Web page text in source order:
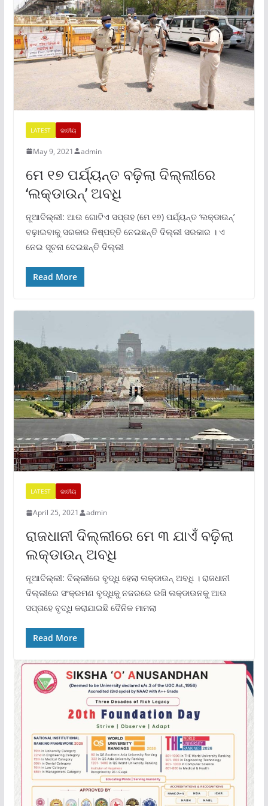
LATEST ଜାତୀୟ
May 9, 2021 admin
ମେ ୧୭ ପର୍ଯ୍ୟନ୍ତ ବଢ଼ିଲା ଦିଲ୍ଲୀରେ
‘ଲକ୍‌ଡାଉନ୍‌’ ଅବଧି
ନୂଆଦିଲ୍ଲୀ: ଆଉ ଗୋଟିଏ ସପ୍ତାହ (ମେ ୧୭) ପର୍ଯ୍ୟନ୍ତ ‘ଲକ୍‌ଡାଉନ୍‌’
ବଢ଼ାଇବାକୁ ସରକାର ନିଷ୍ପତ୍ତି ନେଇଛନ୍ତି ଦିଲ୍ଲୀ ସରକାର । ଏ
ନେଇ ସୂଚନା ଦେଇଛନ୍ତି ଦିଲ୍ଲୀ
Read More
LATEST ଜାତୀୟ
April 25, 2021 admin
ରାଜଧାନୀ ଦିଲ୍ଲୀରେ ମେ ୩ ଯାଏଁ ବଢ଼ିଲା
ଲକ୍‌ଡାଉନ୍‌ ଅବଧି
ନୂଆଦିଲ୍ଲୀ: ଦିଲ୍ଲୀରେ ବୃଦ୍ଧି ହେଲା ଲକ୍‌ଡାଉନ୍‌ ଅବଧି । ରାଜଧାନୀ
ଦିଲ୍ଲୀରେ ସଂକ୍ରମଣ ବୃଦ୍ଧିକୁ ନଜରରେ ରଖି ଲକ୍‌ଡାଉନକୁ ଆଉ
ସପ୍ତାହେ ବୃଦ୍ଧି କରାଯାଇଛି ଦୈନିକ ମାମଲା
Read More